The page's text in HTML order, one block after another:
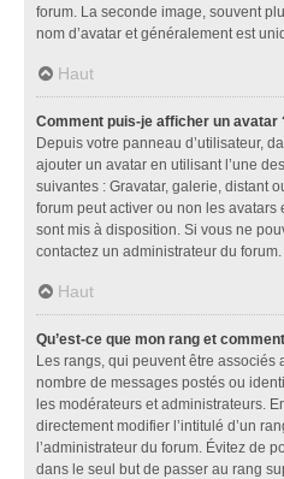
forum. La seconde image, souvent
nom d’avatar et généralement est
Haut
Comment puis-je afficher un avatar
Depuis votre panneau d’utilisateur,
ajouter un avatar en utilisant l’une
suivantes : Gravatar, galerie, distant
forum peut activer ou non les
sont mis à disposition. Si vous ne
contactez un administrateur du forum.
Haut
Qu’est-ce que mon rang et
Les rangs, qui peuvent être associés
nombre de messages postés ou
les modérateurs et administrateurs.
directement modifier l’intitulé d’un
l’administrateur du forum. Évitez de
dans le seul but de passer au rang